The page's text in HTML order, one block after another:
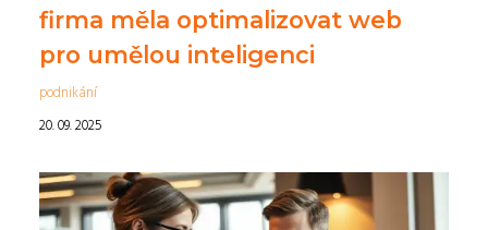
firma měla optimalizovat web
pro umělou inteligenci
podnikání
20. 09. 2025